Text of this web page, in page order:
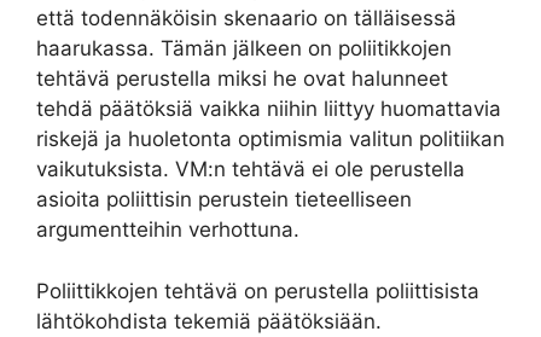
että todennäköisin skenaario on tälläisessä
haarukassa. Tämän jälkeen on poliitikkojen
tehtävä perustella miksi he ovat halunneet
tehdä päätöksiä vaikka niihin liittyy huomattavia
riskejä ja huoletonta optimismia valitun politiikan
vaikutuksista. VM:n tehtävä ei ole perustella
asioita poliittisin perustein tieteelliseen
argumentteihin verhottuna.
Poliittikkojen tehtävä on perustella poliittisista
lähtökohdista tekemiä päätöksiään.